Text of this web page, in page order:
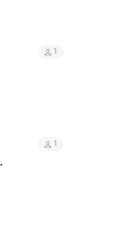
1
1